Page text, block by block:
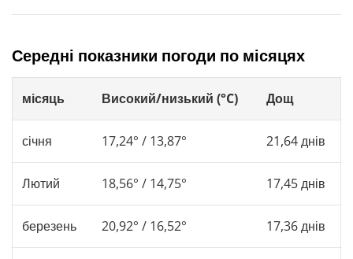
Середні показники погоди по місяцях
місяць Високий/низький (°C) Дощ
січня 17,24° / 13,87° 21,64 днів
Лютий 18,56° / 14,75° 17,45 днів
березень 20,92° / 16,52° 17,36 днів